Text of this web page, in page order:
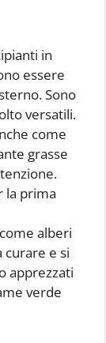
in
essere
Sono
versatili.
come
grasse
la prima
alberi
curare e si
apprezzati
verde